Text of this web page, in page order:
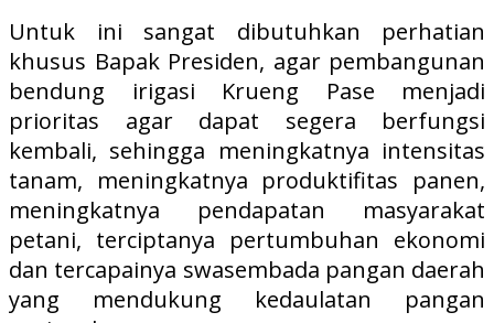
Untuk ini sangat dibutuhkan perhatian
khusus Bapak Presiden, agar pembangunan
bendung irigasi Krueng Pase menjadi
prioritas agar dapat segera berfungsi
kembali, sehingga meningkatnya intensitas
tanam, meningkatnya produktifitas panen,
meningkatnya pendapatan masyarakat
petani, terciptanya pertumbuhan ekonomi
dan tercapainya swasembada pangan daerah
yang mendukung kedaulatan pangan